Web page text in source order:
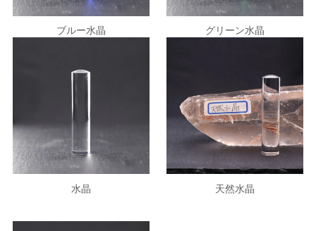
ブルー水晶 グリーン水晶
水晶 天然水晶